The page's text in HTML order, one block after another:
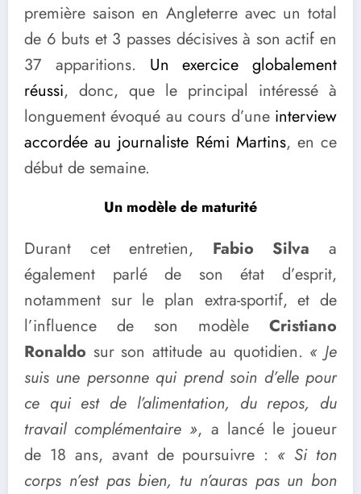
première saison en Angleterre avec un total
de 6 buts et 3 passes décisives à son actif en
37 apparitions. Un exercice globalement
réussi, donc, que le principal intéressé à
longuement évoqué au cours d’une interview
accordée au journaliste Rémi Martins, en ce
début de semaine.
Un modèle de maturité
Durant cet entretien, Fabio Silva a
également parlé de son état d’esprit,
notamment sur le plan extra-sportif, et de
l’influence de son modèle Cristiano
Ronaldo sur son attitude au quotidien. « Je
suis une personne qui prend soin d’elle pour
ce qui est de l’alimentation, du repos, du
travail complémentaire », a lancé le joueur
de 18 ans, avant de poursuivre : « Si ton
corps n’est pas bien, tu n’auras pas un bon